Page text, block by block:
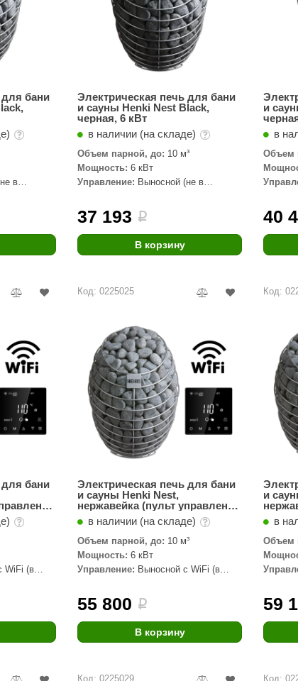
Аэровита
Костёр
Сабантуй
Феникс
Варвара
EDMUNDAS
для бани
в
Электрическая печь для бани
и сауны Henki Nest Black,
черная, 6 кВт
в наличии (на складе)
Объем парной, до: 10 м³
Мощность: 6 кВт
Управление: Выносной (не в
37 193 i
В корзину
и
в
Объем
40
для бани
WiFi (в
Код: 0225025
Электрическая печь для бани
и сауны Henki Nest,
нержавейка (пульт управления
Wi-Fi в комплекте) 6 кВт
в наличии (на складе)
Объем парной, до: 10 м³
Мощность: 6 кВт
Управление: Выносной с WiFi (в
55 800 i
В корзину
Код:
и
Wi-Fi
в
Объем
59
Код: 0225029 Код: